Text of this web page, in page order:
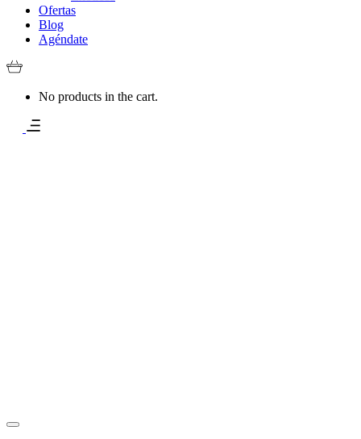
Ofertas
Blog
Agéndate
No products in the cart.